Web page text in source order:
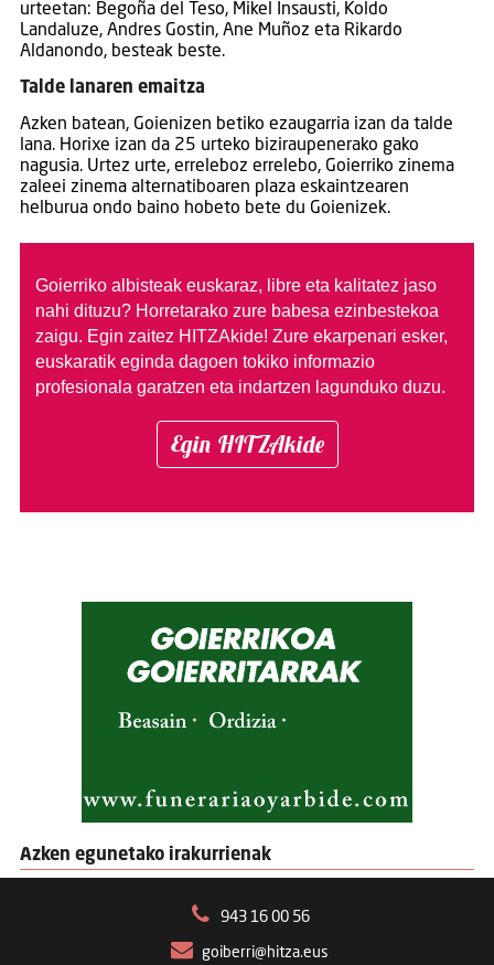
urteetan: Begoña del Teso, Mikel Insausti, Koldo
Landaluze, Andres Gostin, Ane Muñoz eta Rikardo
Aldanondo, besteak beste.
Talde lanaren emaitza
Azken batean, Goienizen betiko ezaugarria izan da talde
lana. Horixe izan da 25 urteko biziraupenerako gako
nagusia. Urtez urte, erreleboz errelebo, Goierriko zinema
zaleei zinema alternatiboaren plaza eskaintzearen
helburua ondo baino hobeto bete du Goienizek.
Goierriko albisteak euskaraz, libre eta kalitatez jaso
nahi dituzu? Horretarako zure babesa ezinbestekoa
zaigu. Egin zaitez HITZAkide! Zure ekarpenari esker,
euskaratik eginda dagoen tokiko informazio
profesionala garatzen eta indartzen lagunduko duzu.
Egin HITZAkide
Azken egunetako irakurrienak
943 16 00 56
goiberri@hitza.eus